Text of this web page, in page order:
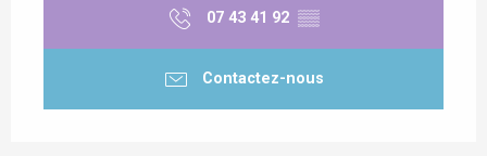
07 43 41 92 ▒▒
Contactez-nous